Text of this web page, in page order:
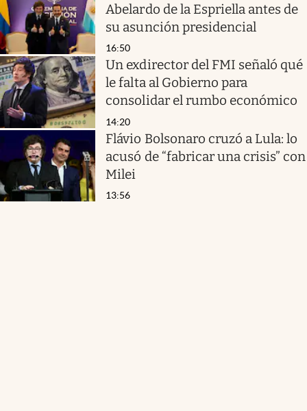
Abelardo de la Espriella antes de
su asunción presidencial
16:50
Un exdirector del FMI señaló qué
le falta al Gobierno para
consolidar el rumbo económico
14:20
Flávio Bolsonaro cruzó a Lula: lo
acusó de “fabricar una crisis” con
Milei
13:56